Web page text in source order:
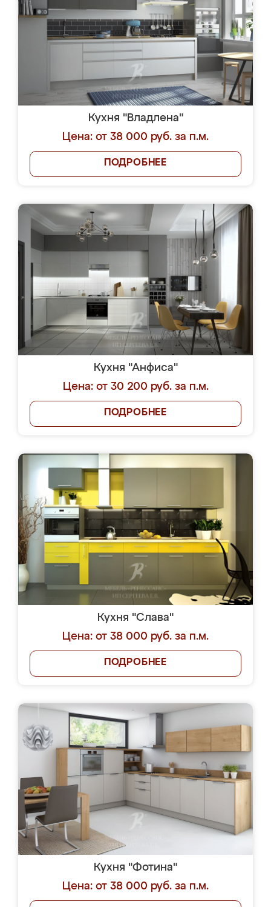
Кухня "Владлена"
Цена: от 38 000 руб. за п.м.
ПОДРОБНЕЕ
Кухня "Анфиса"
Цена: от 30 200 руб. за п.м.
ПОДРОБНЕЕ
Кухня "Слава"
Цена: от 38 000 руб. за п.м.
ПОДРОБНЕЕ
Кухня "Фотина"
Цена: от 38 000 руб. за п.м.